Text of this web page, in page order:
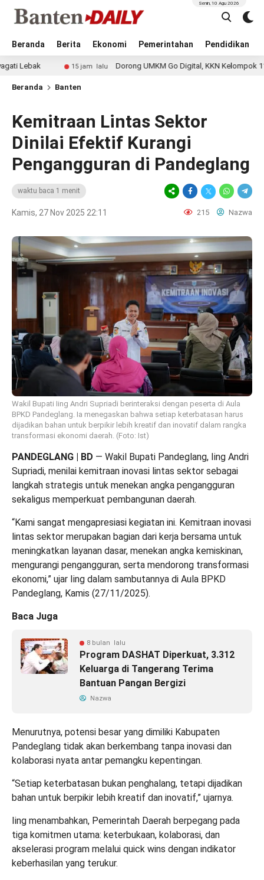
Beranda Berita Ekonomi Pemerintahan Pendidikan
Senin, 10 Agu 2026
15 jam lalu Dorong UMKM Go Digital, KKN Kelompok 11 UIN
Beranda Banten
Kemitraan Lintas Sektor
Dinilai Efektif Kurangi
Pengangguran di Pandeglang
waktu baca 1 menit
Kamis, 27 Nov 2025 22:11 215 Nazwa
Wakil Bupati Iing Andri Supriadi berinteraksi dengan peserta di Aula
BPKD Pandeglang. Ia menegaskan bahwa setiap keterbatasan harus
dijadikan bahan untuk berpikir lebih kreatif dan inovatif dalam rangka
transformasi ekonomi daerah. (Foto: Ist)
PANDEGLANG | BD — Wakil Bupati Pandeglang, Iing Andri
Supriadi, menilai kemitraan inovasi lintas sektor sebagai
langkah strategis untuk menekan angka pengangguran
sekaligus memperkuat pembangunan daerah.
“Kami sangat mengapresiasi kegiatan ini. Kemitraan inovasi
lintas sektor merupakan bagian dari kerja bersama untuk
meningkatkan layanan dasar, menekan angka kemiskinan,
mengurangi pengangguran, serta mendorong transformasi
ekonomi,” ujar Iing dalam sambutannya di Aula BPKD
Pandeglang, Kamis (27/11/2025).
Baca Juga
8 bulan lalu
Program DASHAT Diperkuat, 3.312
Keluarga di Tangerang Terima
Bantuan Pangan Bergizi
Nazwa
Menurutnya, potensi besar yang dimiliki Kabupaten
Pandeglang tidak akan berkembang tanpa inovasi dan
kolaborasi nyata antar pemangku kepentingan.
“Setiap keterbatasan bukan penghalang, tetapi dijadikan
bahan untuk berpikir lebih kreatif dan inovatif,” ujarnya.
Iing menambahkan, Pemerintah Daerah berpegang pada
tiga komitmen utama: keterbukaan, kolaborasi, dan
akselerasi program melalui quick wins dengan indikator
keberhasilan yang terukur.